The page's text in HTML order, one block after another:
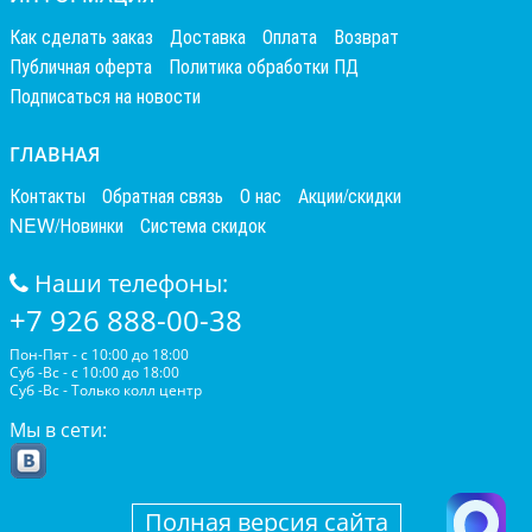
Как сделать заказ Доставка Оплата
Возврат
Публичная оферта
Политика обработки ПД
Подписаться на новости
ГЛАВНАЯ
Контакты Обратная связь О нас
Акции/скидки
NEW/Новинки
Система скидок
Наши телефоны:
+7 926 888-00-38
Пон-Пят - с 10:00 до 18:00
Суб -Вс - с 10:00 до 18:00
Суб -Вс - Только колл центр
Мы в сети:
Полная версия сайта